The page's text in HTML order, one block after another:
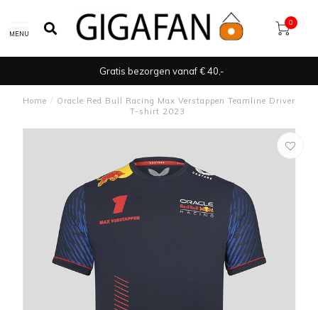
MENU
0
Gratis bezorgen vanaf € 40,-
Home / Oracle Red Bull Racing Max Verstappen Teamline Driver
T-shirt 2023